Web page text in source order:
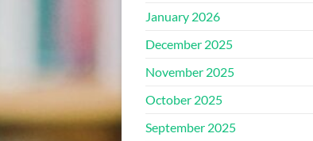
January 2026
December 2025
November 2025
October 2025
September 2025